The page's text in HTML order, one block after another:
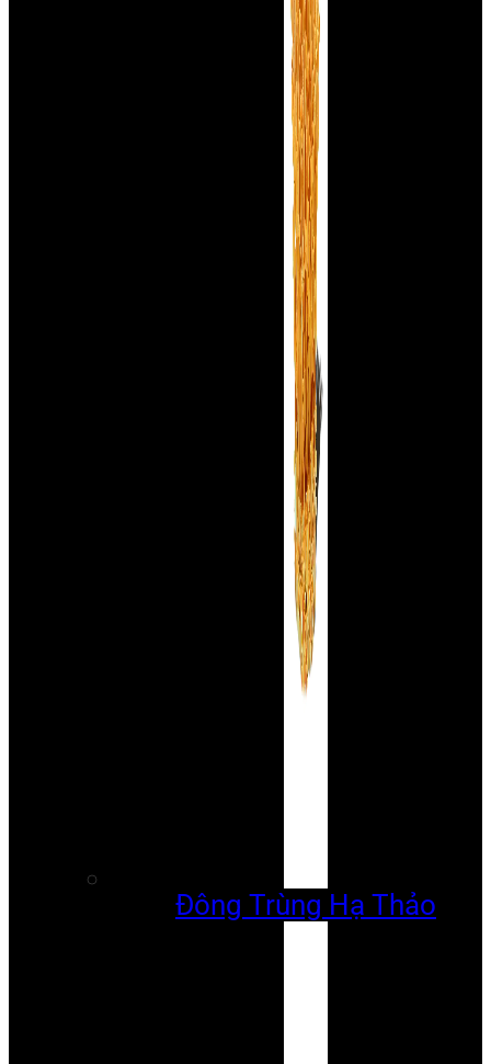
Đông Trùng Hạ Thảo